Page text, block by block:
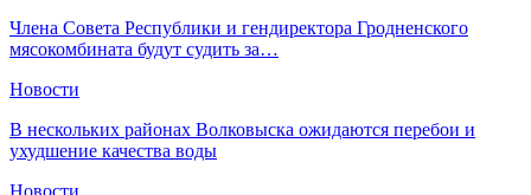
Члена Совета Республики и гендиректора Гродненского
мясокомбината будут судить за…
Новости
В нескольких районах Волковыска ожидаются перебои и
ухудшение качества воды